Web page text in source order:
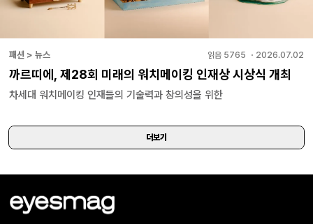
패션 > 뉴스 읽음 5765 ・ 2026.07.02
까르띠에, 제28회 미래의 워치메이킹 인재상 시상식 개최
차세대 워치메이킹 인재들의 기술력과 창의성을 위한
더보기